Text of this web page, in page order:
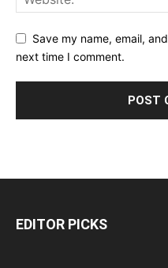
Save my name, email,
next time I comment.
EDITOR PICKS